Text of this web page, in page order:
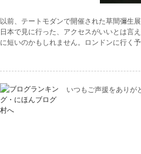
以前、テートモダンで開催された草間彌生
日本で見に行った、アクセスがいいとは言
に短いのかもしれません。ロンドンに行く
いつもご声援をあり